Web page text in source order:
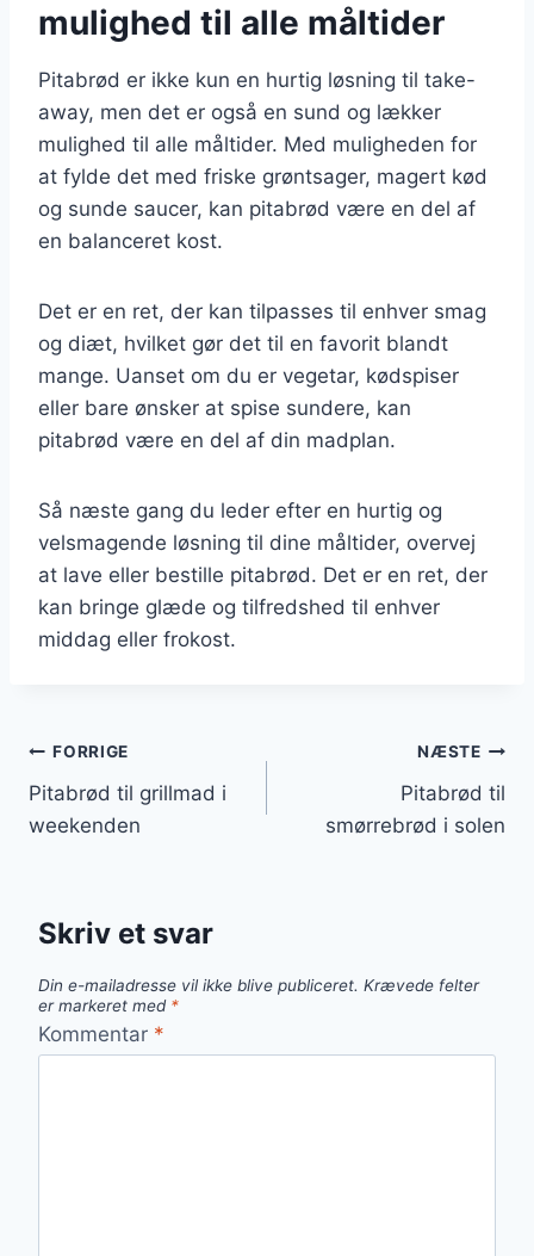
mulighed til alle måltider
Pitabrød er ikke kun en hurtig løsning til take-
away, men det er også en sund og lækker
mulighed til alle måltider. Med muligheden for
at fylde det med friske grøntsager, magert kød
og sunde saucer, kan pitabrød være en del af
en balanceret kost.
Det er en ret, der kan tilpasses til enhver smag
og diæt, hvilket gør det til en favorit blandt
mange. Uanset om du er vegetar, kødspiser
eller bare ønsker at spise sundere, kan
pitabrød være en del af din madplan.
Så næste gang du leder efter en hurtig og
velsmagende løsning til dine måltider, overvej
at lave eller bestille pitabrød. Det er en ret, der
kan bringe glæde og tilfredshed til enhver
middag eller frokost.
Indlægsnavigation
FORRIGE
Pitabrød til grillmad i
weekenden
NÆSTE
Pitabrød til
smørrebrød i solen
Skriv et svar
Din e-mailadresse vil ikke blive publiceret. Krævede felter
er markeret med *
Kommentar *